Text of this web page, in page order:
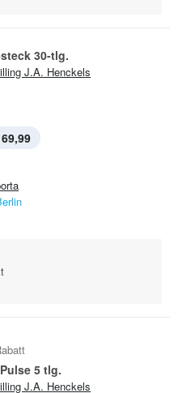
30-tlg.
J.A. Henckels
5 tlg.
J.A. Henckels